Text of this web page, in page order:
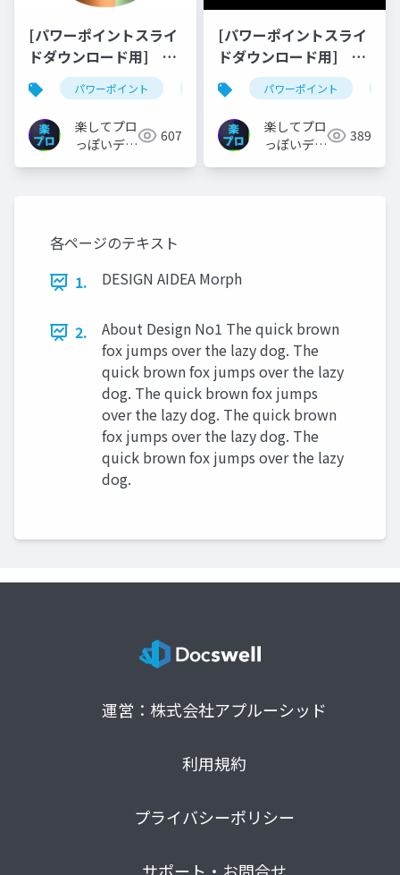
[パワーポイントスライ
ドダウンロード用] パ
ワーポイントで階段状
の立体円グラフを作成
する方法
パワーポイント スライドダウンロード youtube
楽してプロ
っぽいデザ
607
[パワーポイントスライ
ドダウンロード用]
PowerPointで作る文字
を点滅させるアニメー
ション
パワーポイント
楽してプロ
っぽいデザ
389
各ページのテキスト
1.
DESIGN AIDEA Morph
2.
About Design No1 The quick brown
fox jumps over the lazy dog. The
quick brown fox jumps over the lazy
dog. The quick brown fox jumps
over the lazy dog. The quick brown
fox jumps over the lazy dog. The
quick brown fox jumps over the lazy
dog.
運営：株式会社アプルーシッド
利用規約
プライバシーポリシー